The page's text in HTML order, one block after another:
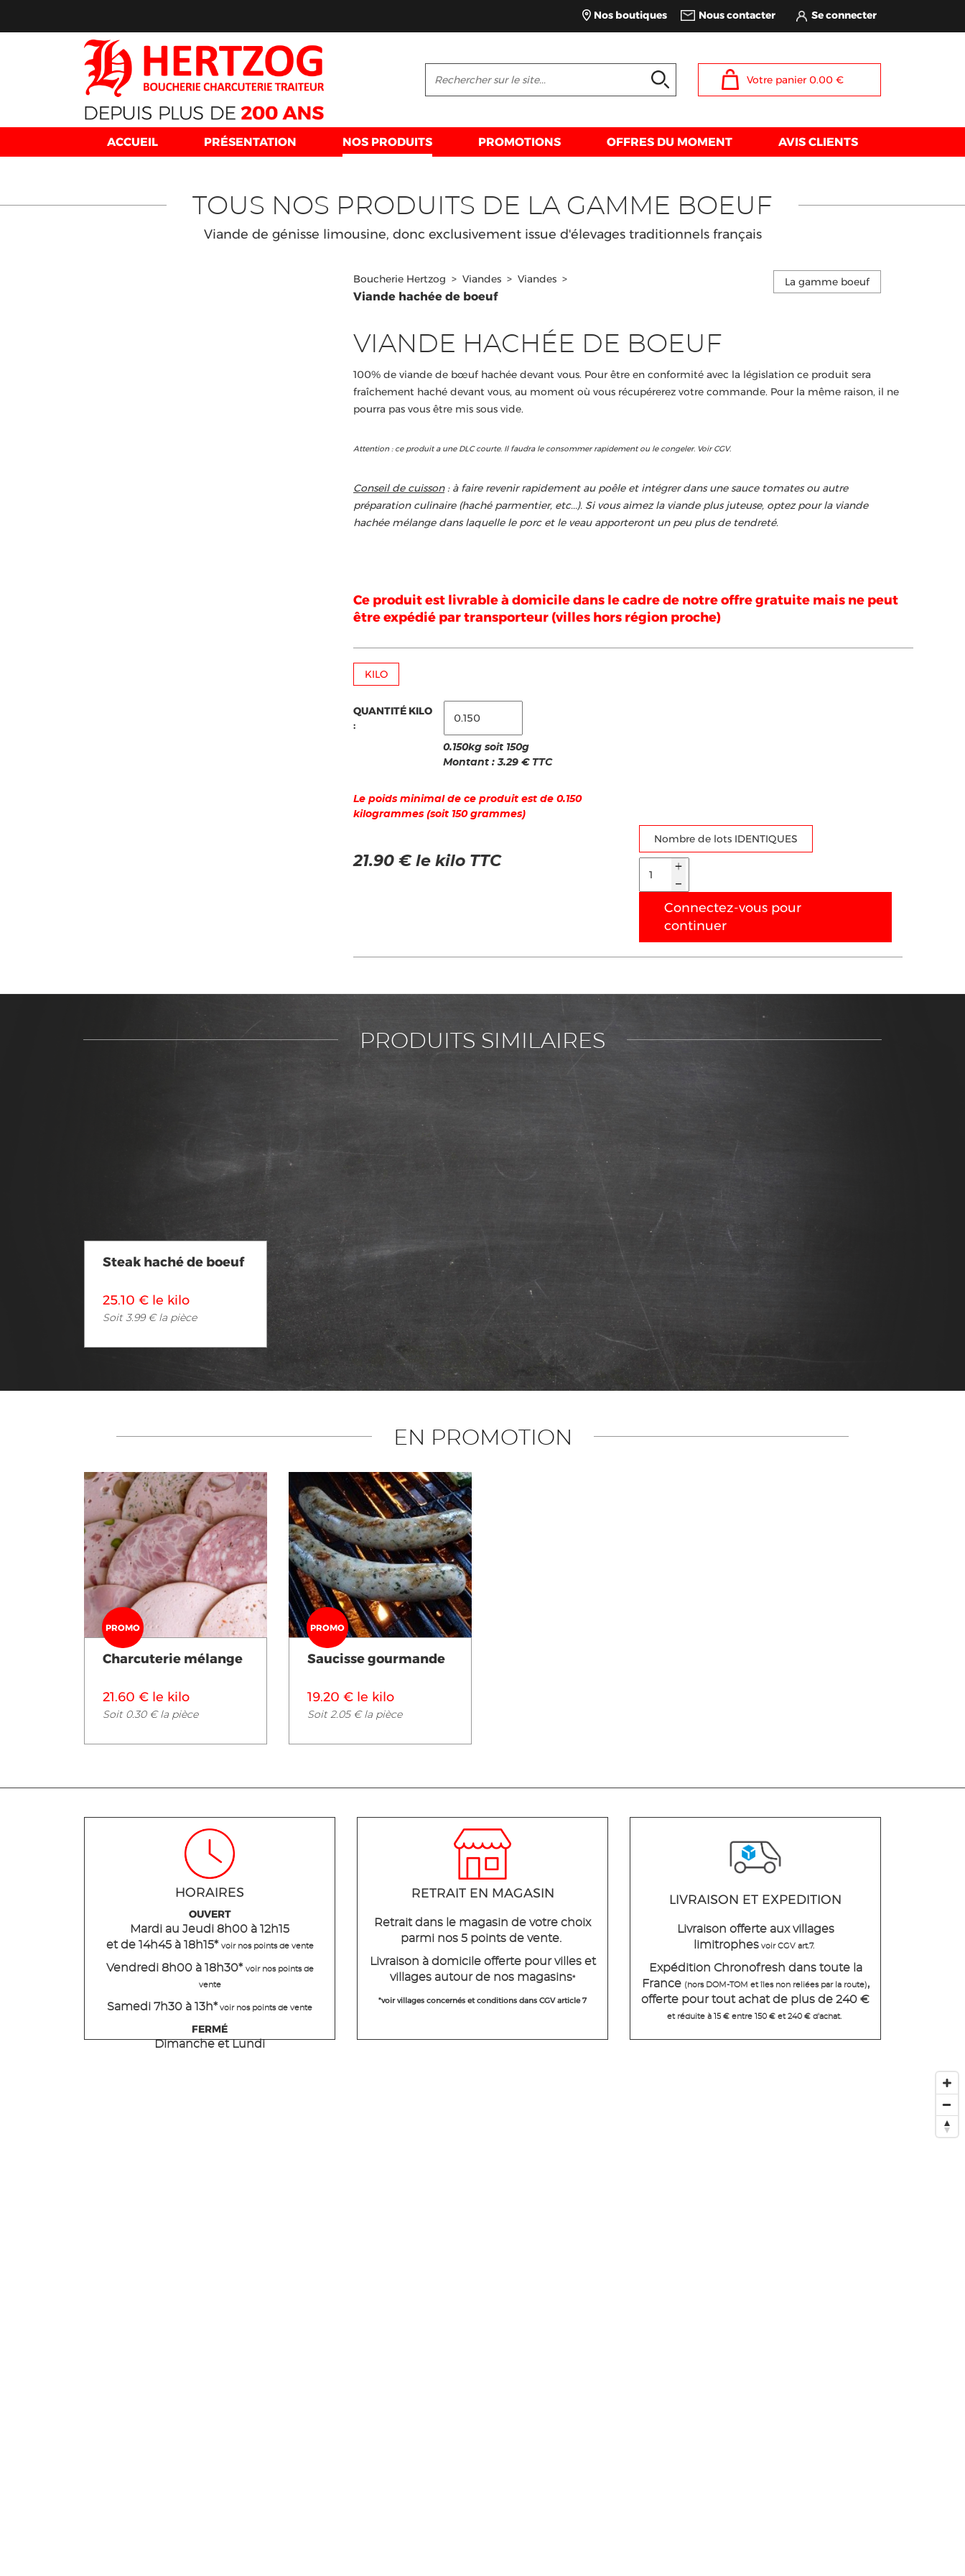
Nos boutiques Nous contacter
Votre panier 0.00€
ACCUEIL PRÉSENTATION NOS PRODUITS PROMOTIONS OFFRES DU MOMENT AVIS CLIENTS
TOUS NOS PRODUITS DE LA GAMME BOEUF
Viande de génisse limousine, donc exclusivement issue d'élevages traditionnels français
Boucherie Hertzog > Viandes > Viandes >
Viande hachée de boeuf
La gamme boeuf
VIANDE HACHÉE DE BOEUF
100% de viande de bœuf hachée devant vous. Pour être en conformité avec la législation ce produit sera
fraîchement haché devant vous, au moment où vous récupérerez votre commande. Pour la même raison, il ne
pourra pas vous être mis sous vide.
Attention : ce produit a une DLC courte. Il faudra le consommer rapidement ou le congeler. Voir CGV.
Conseil de cuisson: à faire revenir rapidement au poêle et intégrer dans une sauce tomates ou autre
préparation culinaire (haché parmentier, etc...). Si vous aimez la viande plus juteuse, optez pour la viande
hachée mélange dans laquelle le porc et le veau apporteront un peu plus de tendreté.
Ce produit est livrable à domicile dans le cadre de notre offre gratuite mais ne peut
être expédié par transporteur (villes hors région proche)
KILO
QUANTITÉ KILO
:
0.150kg soit 150g
Montant :3.29 € TTC
Le poids minimal de ce produit est de 0.150
kilogrammes (soit 150 grammes)
21.90 € le kilo TTC
Nombre de lots IDENTIQUES
Connectez-vous pour
continuer
PRODUITS SIMILAIRES
Voir en détail
Steak haché de boeuf
25.10 € le kilo
Soit 3.99 € la pièce
EN PROMOTION
Voir en détail
PROMO
Charcuterie mélange
21.60 € le kilo
Soit 0.30 € la pièce
Voir en détail
PROMO
Saucisse gourmande
19.20 € le kilo
Soit 2.05 € la pièce
HORAIRES
OUVERT
Mardi au Jeudi 8h00 à 12h15
et de 14h45 à 18h15* voir nos points de vente
Vendredi 8h00 à 18h30* voir nos points de
vente
Samedi 7h30 à 13h* voir nos points de vente
FERMÉ
Dimanche et Lundi
RETRAIT EN MAGASIN
Retrait dans le magasin de votre choix
parmi nos 5 points de vente.
Livraison à domicile offerte pour villes et
villages autour de nos magasins*
*voir villages concernés et conditions dans CGV article 7
LIVRAISON ET EXPEDITION
Livraison offerte aux villages
limitrophes voir CGV art.7.
Expédition Chronofresh dans toute la
France (hors DOM-TOM et îles non reliées par la route),
offerte pour tout achat de plus de 240 €
et réduite à 15 € entre 150 € et 240 € d'achat.